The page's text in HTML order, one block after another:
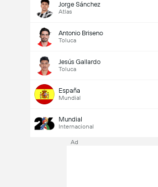
Jorge Sánchez
Atlas
Antonio Briseno
Toluca
Jesús Gallardo
Toluca
España
Mundial
Mundial
Internacional
Ad